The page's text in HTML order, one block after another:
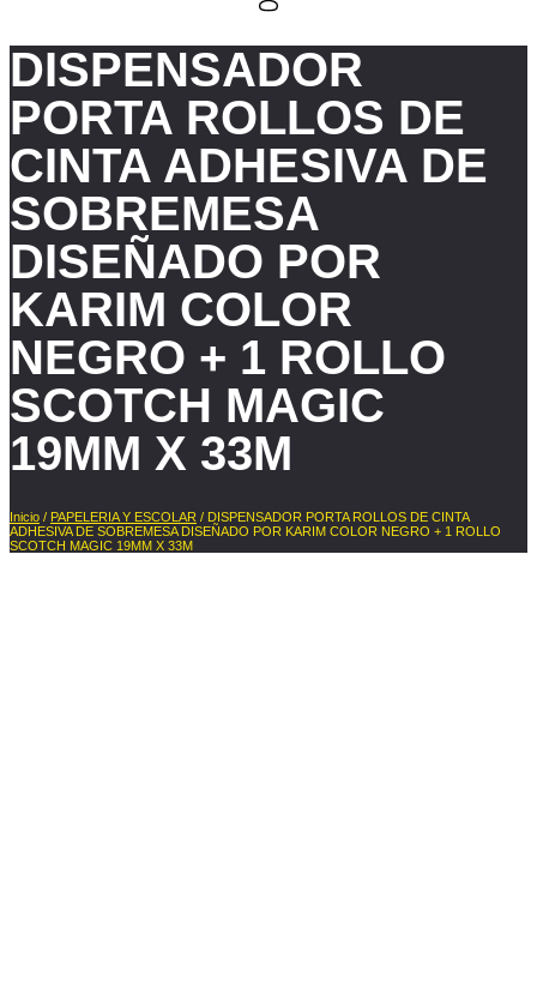
DISPENSADOR
PORTA ROLLOS DE
CINTA ADHESIVA DE
SOBREMESA
DISEÑADO POR
KARIM COLOR
NEGRO + 1 ROLLO
SCOTCH MAGIC
19MM X 33M
Inicio / PAPELERIA Y ESCOLAR / DISPENSADOR PORTA ROLLOS DE CINTA
ADHESIVA DE SOBREMESA DISEÑADO POR KARIM COLOR NEGRO + 1 ROLLO
SCOTCH MAGIC 19MM X 33M